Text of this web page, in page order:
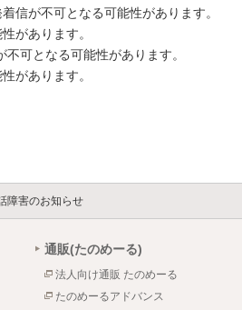
信が不可となる可能性があります。
があります。
可となる可能性があります。
があります。
障害のお知らせ
通販(たのめーる)
法人向け通販 たのめーる
たのめーるアドバンス